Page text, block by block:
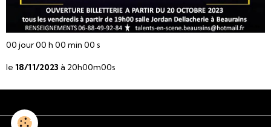
00 jour00 h 00 min 00 s
le 18/11/2023 à 20h00m00s